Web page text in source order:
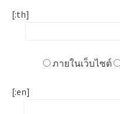
[:th]
ภายในเว็บไซต์
[:en]